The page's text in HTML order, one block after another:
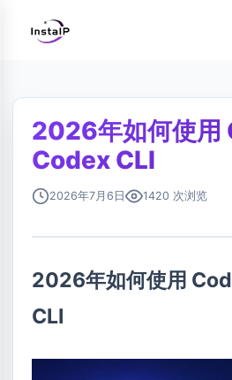
2026年如何使用
Codex CLI
2026年7月6日 1420 次浏览
2026年如何使用
CLI